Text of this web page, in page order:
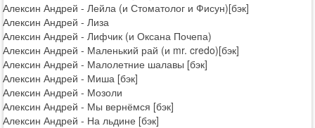
Алексин Андрей - Лейла (и Стоматолог и Фисун)[бэк]
Алексин Андрей - Лиза
Алексин Андрей - Лифчик (и Оксана Почепа)
Алексин Андрей - Маленький рай (и mr. credo)[бэк]
Алексин Андрей - Малолетние шалавы [бэк]
Алексин Андрей - Миша [бэк]
Алексин Андрей - Мозоли
Алексин Андрей - Мы вернёмся [бэк]
Алексин Андрей - На льдине [бэк]